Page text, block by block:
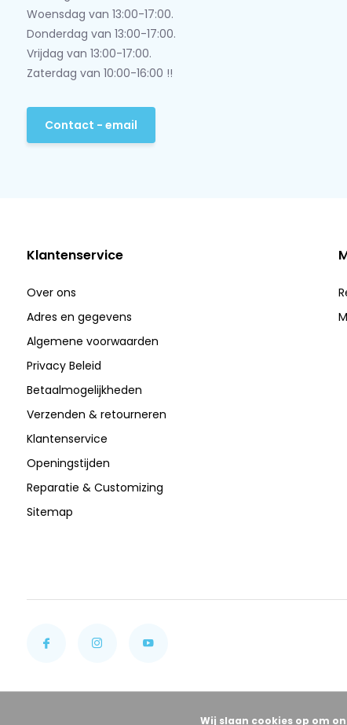
Woensdag van 13:00-17:00.
Donderdag van 13:00-17:00.
Vrijdag van 13:00-17:00.
Zaterdag van 10:00-16:00 !!
Contact - email
Klantenservice
Over ons
Adres en gegevens
Algemene voorwaarden
Privacy Beleid
Betaalmogelijkheden
Verzenden & retourneren
Klantenservice
Openingstijden
Reparatie & Customizing
Sitemap
Wij slaan cookies op om